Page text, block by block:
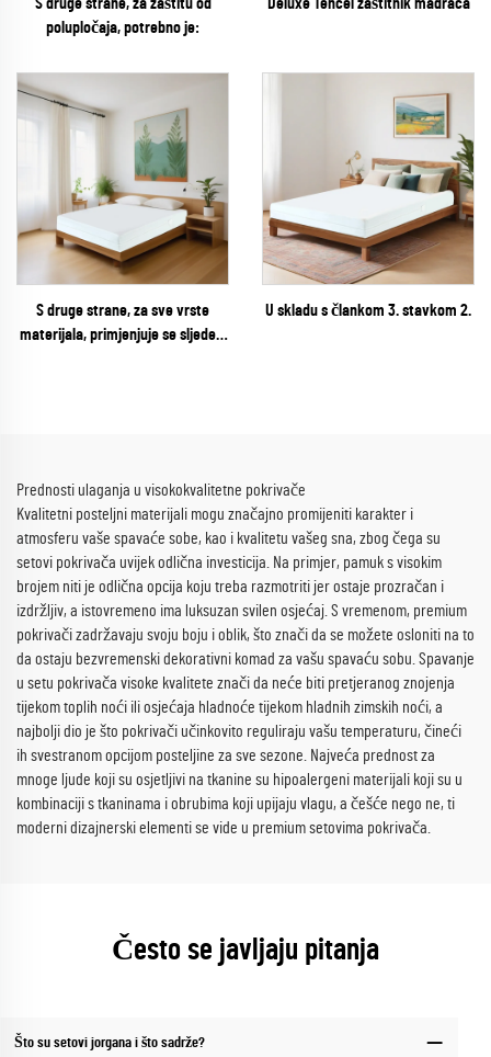
polupločaja, potrebno je:
S druge strane, za sve vrste
materijala, primjenjuje se sljedeći
U skladu s člankom 3. stavkom 2.
Prednosti ulaganja u visokokvalitetne pokrivače
Kvalitetni posteljni materijali mogu značajno promijeniti karakter i
atmosferu vaše spavaće sobe, kao i kvalitetu vašeg sna, zbog čega su
setovi pokrivača uvijek odlična investicija. Na primjer, pamuk s visokim
brojem niti je odlična opcija koju treba razmotriti jer ostaje prozračan i
izdržljiv, a istovremeno ima luksuzan svilen osjećaj. S vremenom, premium
pokrivači zadržavaju svoju boju i oblik, što znači da se možete osloniti na to
da ostaju bezvremenski dekorativni komad za vašu spavaću sobu. Spavanje
u setu pokrivača visoke kvalitete znači da neće biti pretjeranog znojenja
tijekom toplih noći ili osjećaja hladnoće tijekom hladnih zimskih noći, a
najbolji dio je što pokrivači učinkovito reguliraju vašu temperaturu, čineći
ih svestranom opcijom posteljine za sve sezone. Najveća prednost za
mnoge ljude koji su osjetljivi na tkanine su hipoalergeni materijali koji su u
kombinaciji s tkaninama i obrubima koji upijaju vlagu, a češće nego ne, ti
moderni dizajnerski elementi se vide u premium setovima pokrivača.
Često se javljaju pitanja
Što su setovi jorgana i što sadrže?